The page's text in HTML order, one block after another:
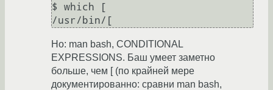
$ which [
Но: man bash, CONDITIONAL
EXPRESSIONS. Баш умеет заметно
больше, чем [ (по крайней мере
документированно: сравни man bash,